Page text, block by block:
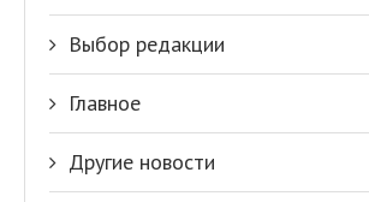
Выбор редакции
Главное
Другие новости